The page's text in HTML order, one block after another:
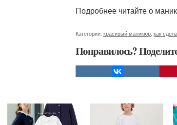
Подробнее читайте о
Категории: красивый маникюр как
Понравилось?